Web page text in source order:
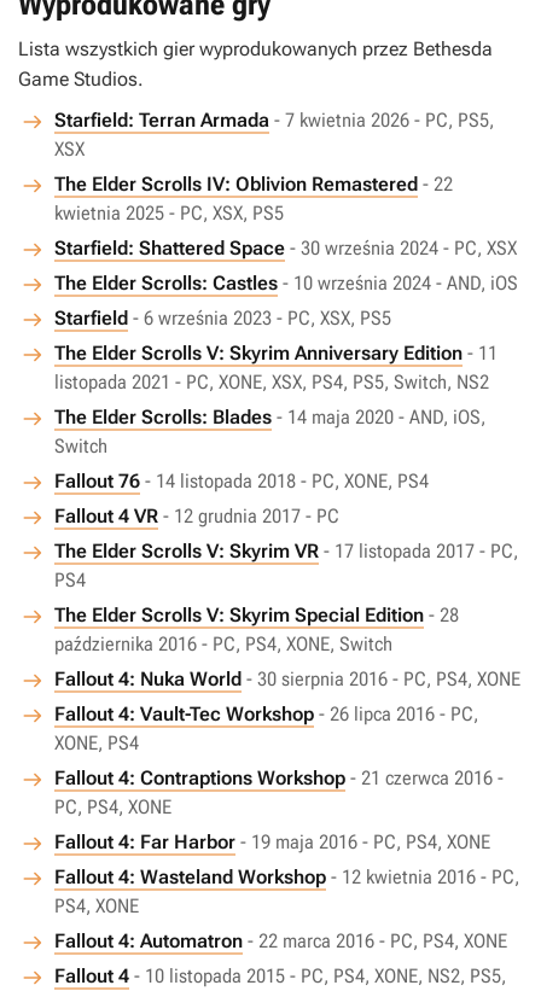
Lista wszystkich gier wyprodukowanych przez Bethesda
Game Studios.
Starfield: Terran Armada - 7 kwietnia 2026 - PC, PS5,
XSX
The Elder Scrolls IV: Oblivion Remastered - 22
kwietnia 2025 - PC, XSX, PS5
Starfield: Shattered Space - 30 września 2024 - PC, XSX
The Elder Scrolls: Castles - 10 września 2024 - AND, iOS
Starfield - 6 września 2023 - PC, XSX, PS5
The Elder Scrolls V: Skyrim Anniversary Edition - 11
listopada 2021 - PC, XONE, XSX, PS4, PS5, Switch, NS2
The Elder Scrolls: Blades - 14 maja 2020 - AND, iOS,
Switch
Fallout 76 - 14 listopada 2018 - PC, XONE, PS4
Fallout 4 VR - 12 grudnia 2017 - PC
The Elder Scrolls V: Skyrim VR - 17 listopada 2017 - PC,
PS4
The Elder Scrolls V: Skyrim Special Edition - 28
października 2016 - PC, PS4, XONE, Switch
Fallout 4: Nuka World - 30 sierpnia 2016 - PC, PS4, XONE
Fallout 4: Vault-Tec Workshop - 26 lipca 2016 - PC,
XONE, PS4
Fallout 4: Contraptions Workshop - 21 czerwca 2016 -
PC, PS4, XONE
Fallout 4: Far Harbor - 19 maja 2016 - PC, PS4, XONE
Fallout 4: Wasteland Workshop - 12 kwietnia 2016 - PC,
PS4, XONE
Fallout 4: Automatron - 22 marca 2016 - PC, PS4, XONE
Fallout 4 - 10 listopada 2015 - PC, PS4, XONE, NS2, PS5,